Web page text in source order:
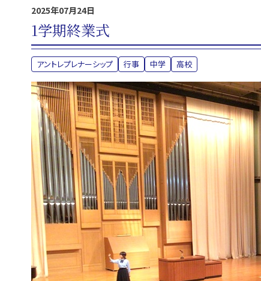
2025年07月24日
1学期終業式
アントレプレナーシップ 行事 中学 高校